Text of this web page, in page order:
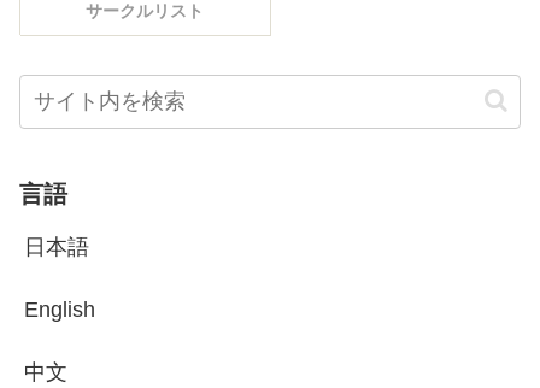
サークルリスト
言語
日本語
English
中文